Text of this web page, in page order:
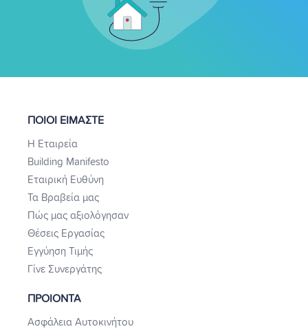
ΠΟΙΟΙ ΕΙΜΑΣΤΕ
Η Εταιρεία
Building Manifesto
Εταιρική Ευθύνη
Τα Βραβεία μας
Πώς μας αξιολόγησαν
Θέσεις Εργασίας
Εγγύηση Τιμής
Γίνε Συνεργάτης
ΠΡΟΙΟΝΤΑ
Ασφάλεια Αυτοκινήτου